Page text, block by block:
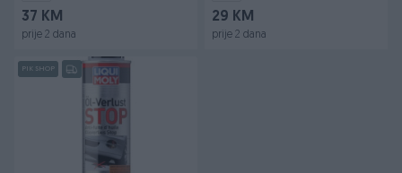
37 KM
prije 2 dana
29 KM
prije 2 dana
PIK SHOP